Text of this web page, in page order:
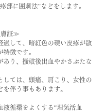
疹部に囲刺法”などをします。
膚証≫
過して、暗紅色の硬い皮疹が散
特徴です。
あり、掻破後出血やかさぶたな
しては、頭痛、肩こり、女性の
を伴う事もあります。
液循環をよくする“理気活血